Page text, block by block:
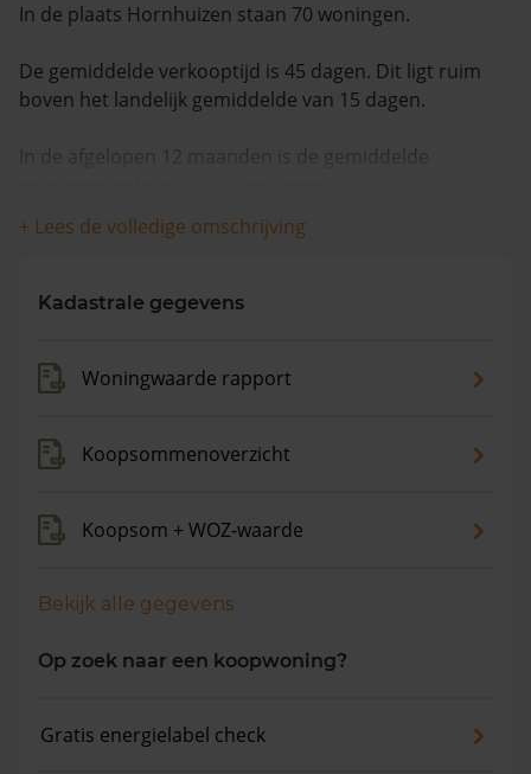
In de plaats Hornhuizen staan 70 woningen.
De gemiddelde verkooptijd is 45 dagen. Dit ligt ruim
boven het landelijk gemiddelde van 15 dagen.
In de afgelopen 12 maanden is de gemiddelde
+ Lees de volledige omschrijving
Kadastrale gegevens
Woningwaarde rapport
Koopsommenoverzicht
Koopsom + WOZ-waarde
Bekijk alle gegevens
Op zoek naar een koopwoning?
Gratis energielabel check